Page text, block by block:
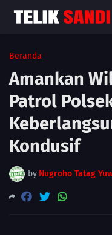
Beranda
Amankan
Patrol
Kondusif
by Nugroho Tatag